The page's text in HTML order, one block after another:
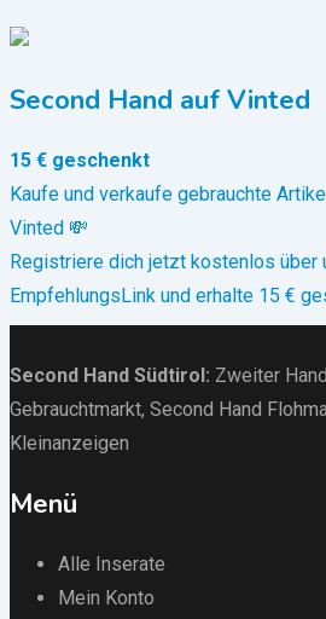
Second Hand auf Vinted
15 € geschenkt
Kaufe und verkaufe gebrauchte
Vinted 💸
Registriere dich jetzt kostenlos über
EmpfehlungsLink und erhalte 15 €
Second Hand Südtirol : Zweiter
Gebrauchtmarkt, Second Hand
Kleinanzeigen
Menü
Alle Inserate
Mein Konto